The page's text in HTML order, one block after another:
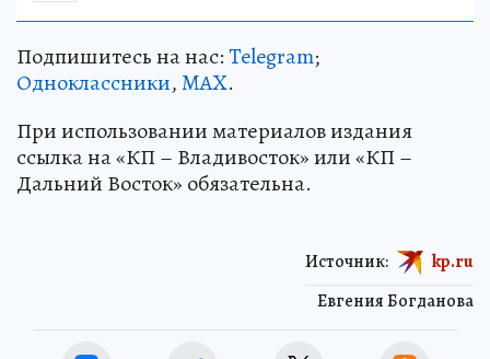
Подпишитесь на нас:Telegram;
Одноклассники,MAX.
При использовании материалов издания
ссылка на «КП – Владивосток» или «КП –
Дальний Восток» обязательна.
Евгения Богданова
Источник: kp.ru